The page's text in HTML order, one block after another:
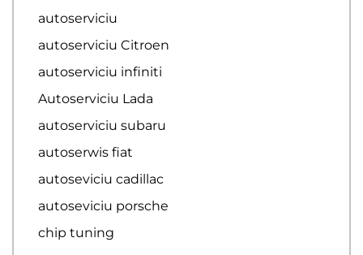
autoserviciu
autoserviciu Citroen
autoserviciu infiniti
Autoserviciu Lada
autoserviciu subaru
autoserwis fiat
autoseviciu cadillac
autoseviciu porsche
chip tuning